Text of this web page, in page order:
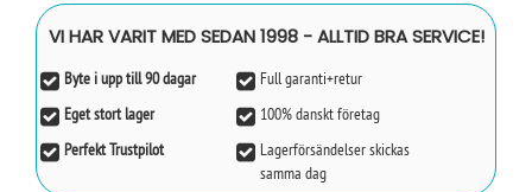
VI HAR VARIT MED SEDAN 1998 - ALLTID BRA SERVICE!
Byte i upp till 90 dagar
Full garanti+retur
Eget stort lager
100% danskt företag
Perfekt Trustpilot
Lagerförsändelser skickas
samma dag